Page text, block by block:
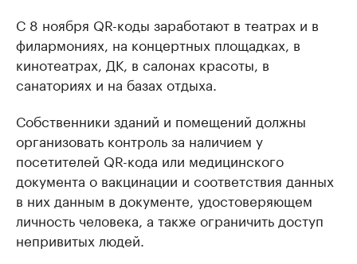
С 8 ноября QR-коды заработают в театрах и в
филармониях, на концертных площадках, в
кинотеатрах, ДК, в салонах красоты, в
санаториях и на базах отдыха.
Собственники зданий и помещений должны
организовать контроль за наличием у
посетителей QR-кода или медицинского
документа о вакцинации и соответствия данных
в них данным в документе, удостоверяющем
личность человека, а также ограничить доступ
непривитых людей.